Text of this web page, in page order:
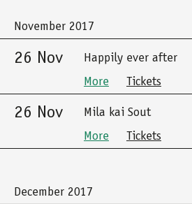
November 2017
26 Nov
Happily ever after
More
Tickets
26 Nov
Mila kai Sout
More
Tickets
December 2017